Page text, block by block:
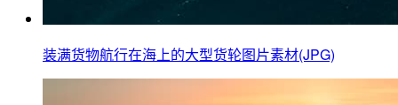
装满货物航行在海上的大型货轮图片素材(JPG)